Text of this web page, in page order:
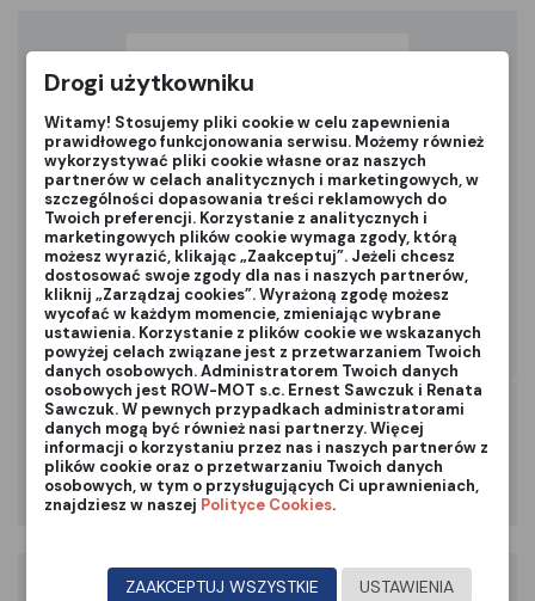
Przepraszamy produkt chwilowo niedostępny, jeśli chcesz go otrzymać szybciej
Traktory
traktor Cedrus Starjet UJ102/22H
19 000,00 zł
ZOBACZ PRODUKT
Drogi użytkowniku
Witamy! Stosujemy pliki cookie w celu zapewnienia
prawidłowego funkcjonowania serwisu. Możemy również
wykorzystywać pliki cookie własne oraz naszych
partnerów w celach analitycznych i marketingowych, w
szczególności dopasowania treści reklamowych do
Twoich preferencji. Korzystanie z analitycznych i
marketingowych plików cookie wymaga zgody, którą
możesz wyrazić, klikając „Zaakceptuj”. Jeżeli chcesz
dostosować swoje zgody dla nas i naszych partnerów,
kliknij „Zarządzaj cookies”. Wyrażoną zgodę możesz
wycofać w każdym momencie, zmieniając wybrane
ustawienia. Korzystanie z plików cookie we wskazanych
powyżej celach związane jest z przetwarzaniem Twoich
danych osobowych. Administratorem Twoich danych
osobowych jest ROW-MOT s.c. Ernest Sawczuk i Renata
Sawczuk. W pewnych przypadkach administratorami
danych mogą być również nasi partnerzy. Więcej
informacji o korzystaniu przez nas i naszych partnerów z
plików cookie oraz o przetwarzaniu Twoich danych
osobowych, w tym o przysługujących Ci uprawnieniach,
znajdziesz w naszej Polityce Cookies.
USTAWIENIA
ZAAKCEPTUJ WSZYSTKIE